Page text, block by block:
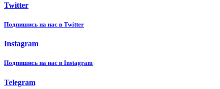
Twitter
Подпишиcь на нас в Twitter
Instagram
Подпишиcь на нас в Instagram
Telegram